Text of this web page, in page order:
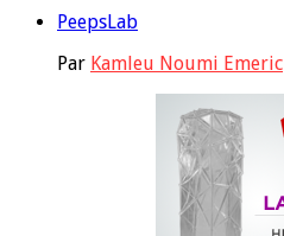
PeepsLab
Par Kamleu Noumi Emeric